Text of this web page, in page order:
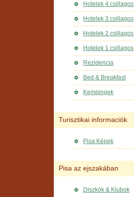
Hotelek 4 csillagos
Hotelek 3 csillagos
Hotelek 2 csillagos
Hotelek 1 csillagos
Rezidencia
Bed & Breakfast
Kempingek
Turisztikai informaciók
Pisa Képek
Pisa az ejszakában
Diszkók & Klubok